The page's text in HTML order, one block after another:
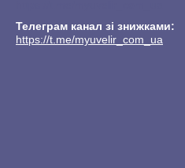
Телеграм канал зі знижками
https://t.me/myuvelir_com_ua